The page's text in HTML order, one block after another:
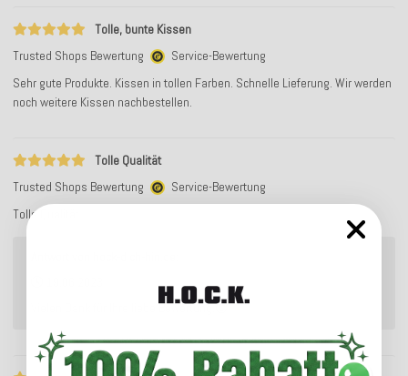
Tolle, bunte Kissen
Trusted Shops Bewertung
Service-Bewertung
Sehr gute Produkte. Kissen in tollen Farben. Schnelle Lieferung. Wir werden
noch weitere Kissen nachbestellen.
Tolle Qualität
Trusted Shops Bewertung
Service-Bewertung
Tolle Qualität
Vielen Dank für Ihre liebe Bewertung.😊